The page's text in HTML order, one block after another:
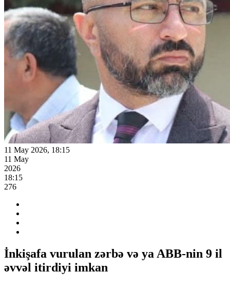
11 May 2026, 18:15
11 May
2026
18:15
276
İnkişafa vurulan zərbə və ya ABB-nin 9 il
əvvəl itirdiyi imkan